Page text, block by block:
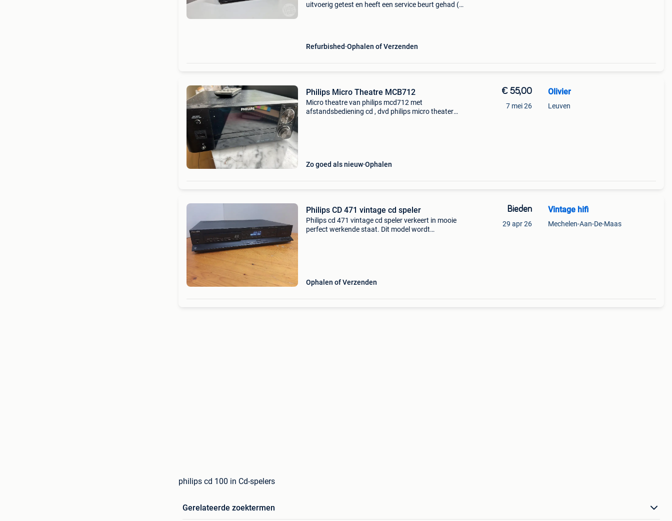
uitvoerig getest en heeft een service beurt gehad (
Refurbished Ophalen of Verzenden
Philips Micro Theatre MCB712
Micro theatre van philips mcd712 met
afstandsbediening cd , dvd philips micro theater
Zo goed als nieuw Ophalen
€ 55,00
7 mei 26
Olivier
Leuven
Philips CD 471 vintage cd speler
Philips cd 471 vintage cd speler verkeert in mooie
perfect werkende staat. Dit model wordt
Ophalen of Verzenden
Bieden
29 apr 26
Vintage hifi
Mechelen-Aan-De-Maas
philips cd 100 in Cd-spelers
Gerelateerde zoektermen